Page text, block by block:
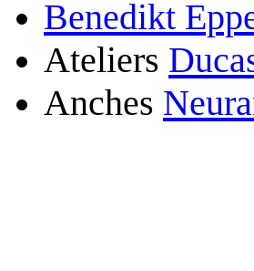
Benedikt
Ateliers
Anches